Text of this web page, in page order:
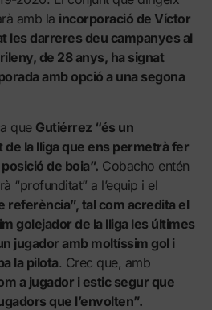
amb la incorporació de Víctor
les darreres deu campanyes al
de 28 anys, ha signat
amb opció a una segona
que Gutiérrez “és un
la lliga que ens permetrà fer
de boia”. Cobacho entén
“profunditat” a l’equip i el
referència”, tal com acredita el
golejador de la lliga les últimes
jugador amb moltíssim gol i
la pilota. Crec que, amb
a jugador i estic segur que
que l’envolten”.